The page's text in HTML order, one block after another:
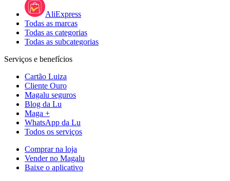
AliExpress
Todas as marcas
Todas as categorias
Todas as subcategorias
Serviços e benefícios
Cartão Luiza
Cliente Ouro
Magalu seguros
Blog da Lu
Maga +
WhatsApp da Lu
Todos os serviços
Comprar na loja
Vender no Magalu
Baixe o aplicativo